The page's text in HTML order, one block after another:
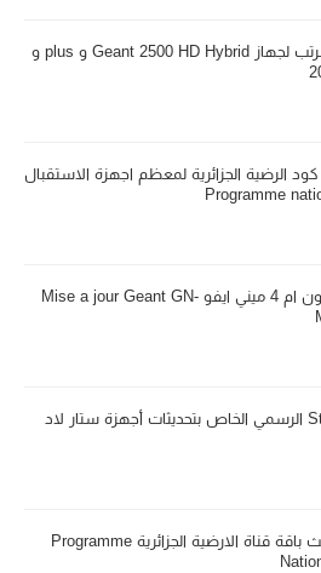
ملف قنوات مرتب لجهاز Geant 2500 HD Hybrid و plus و
الرضية الجزائرية لمعظم اجهزة الاستقبال
Programme
اخر تحديث لجيون ام 4 ميني ايفو Mise a jour Geant GN-
موقع Star Led الرسمي الخاص بتحديثات أجهزة ستار لاد
سبب توقف بث باقة قناة الارضية الجزائرية Programme